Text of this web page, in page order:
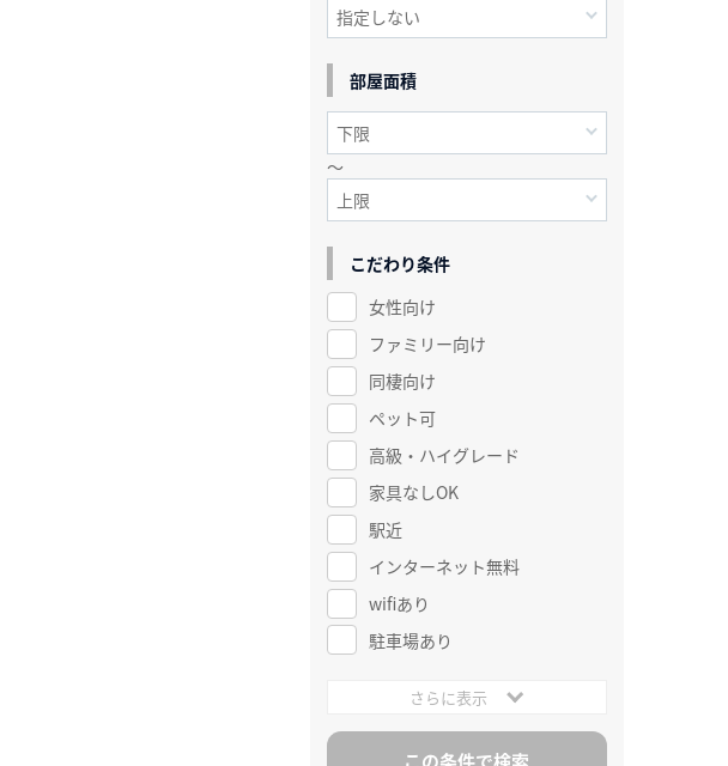
部屋面積
～
こだわり条件
女性向け
ファミリー向け
同棲向け
ペット可
高級・ハイグレード
家具なしOK
駅近
インターネット無料
wifiあり
駐車場あり
さらに表示